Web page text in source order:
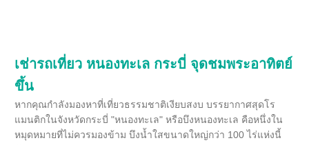
เช่ารถเที่ยว หนองทะเล กระบี่ จุดชมพระอาทิตย์
ขึ้น
หากคุณกำลังมองหาที่เที่ยวธรรมชาติเงียบสงบ บรรยากาศสุดโร
แมนติกในจังหวัดกระบี่ "หนองทะเล" หรือบึงหนองทะเล คือหนึ่งใน
หมุดหมายที่ไม่ควรมองข้าม บึงน้ำใสขนาดใหญ่กว่า 100 ไร่แห่งนี้